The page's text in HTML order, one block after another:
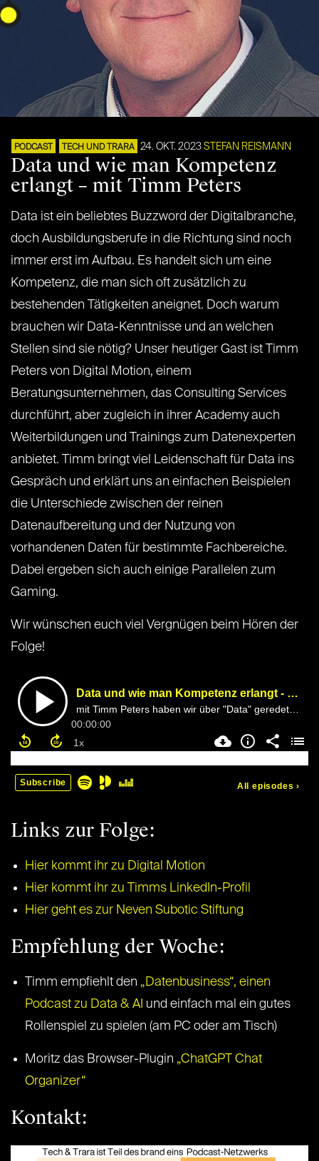
PODCAST TECH UND TRARA 24. OKT. 2023 STEFAN REISMANN
Data und wie man Kompetenz
erlangt – mit Timm Peters
Data ist ein beliebtes Buzzword der Digitalbranche,
doch Ausbildungsberufe in die Richtung sind noch
immer erst im Aufbau. Es handelt sich um eine
Kompetenz, die man sich oft zusätzlich zu
bestehenden Tätigkeiten aneignet. Doch warum
brauchen wir Data-Kenntnisse und an welchen
Stellen sind sie nötig? Unser heutiger Gast ist Timm
Peters von Digital Motion, einem
Beratungsunternehmen, das Consulting Services
durchführt, aber zugleich in ihrer Academy auch
Weiterbildungen und Trainings zum Datenexperten
anbietet. Timm bringt viel Leidenschaft für Data ins
Gespräch und erklärt uns an einfachen Beispielen
die Unterschiede zwischen der reinen
Datenaufbereitung und der Nutzung von
vorhandenen Daten für bestimmte Fachbereiche.
Dabei ergeben sich auch einige Parallelen zum
Gaming.
Wir wünschen euch viel Vergnügen beim Hören der
Folge!
Links zur Folge:
Hier kommt ihr zu Digital Motion
Hier kommt ihr zu Timms LinkedIn-Profil
Hier geht es zur Neven Subotic Stiftung
Empfehlung der Woche:
Timm empfiehlt den „Datenbusiness“, einen
Podcast zu Data & AI und einfach mal ein gutes
Rollenspiel zu spielen (am PC oder am Tisch)
Moritz das Browser-Plugin „ChatGPT Chat
Organizer“
Kontakt: